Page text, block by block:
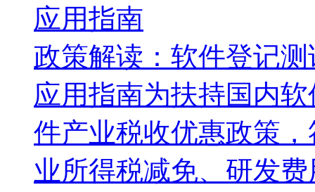
应用指南
政策解读：软件登记
应用指南为扶持国内
件产业税收优惠政策
业所得税减免、研发